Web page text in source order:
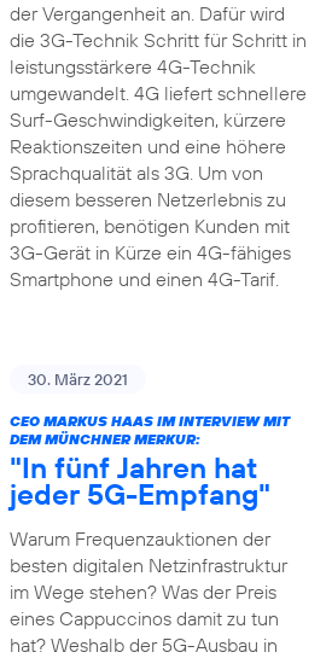
der Vergangenheit an. Dafür wird
die 3G-Technik Schritt für Schritt in
leistungsstärkere 4G-Technik
umgewandelt. 4G liefert schnellere
Surf-Geschwindigkeiten, kürzere
Reaktionszeiten und eine höhere
Sprachqualität als 3G. Um von
diesem besseren Netzerlebnis zu
profitieren, benötigen Kunden mit
3G-Gerät in Kürze ein 4G-fähiges
Smartphone und einen 4G-Tarif.
30. März 2021
CEO MARKUS HAAS IM INTERVIEW MIT
DEM MÜNCHNER MERKUR:
"In fünf Jahren hat
jeder 5G-Empfang"
Warum Frequenzauktionen der
besten digitalen Netzinfrastruktur
im Wege stehen? Was der Preis
eines Cappuccinos damit zu tun
hat? Weshalb der 5G-Ausbau in